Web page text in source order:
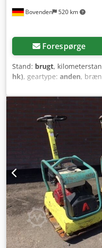
Bovenden 520 km
Forespørge
Stand: brugt,
hk), geartype: anden,
, første
Produktionsår:2006,
Bovenden, Dkjdsxy Sw
OPLYSNINGER OM
ændringer, mellemsalg og